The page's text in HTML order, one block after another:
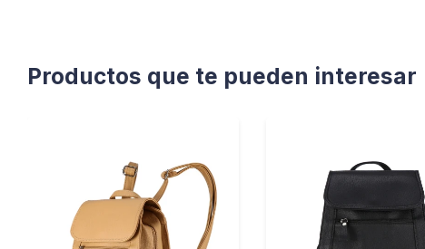
Productos que te pueden interesar